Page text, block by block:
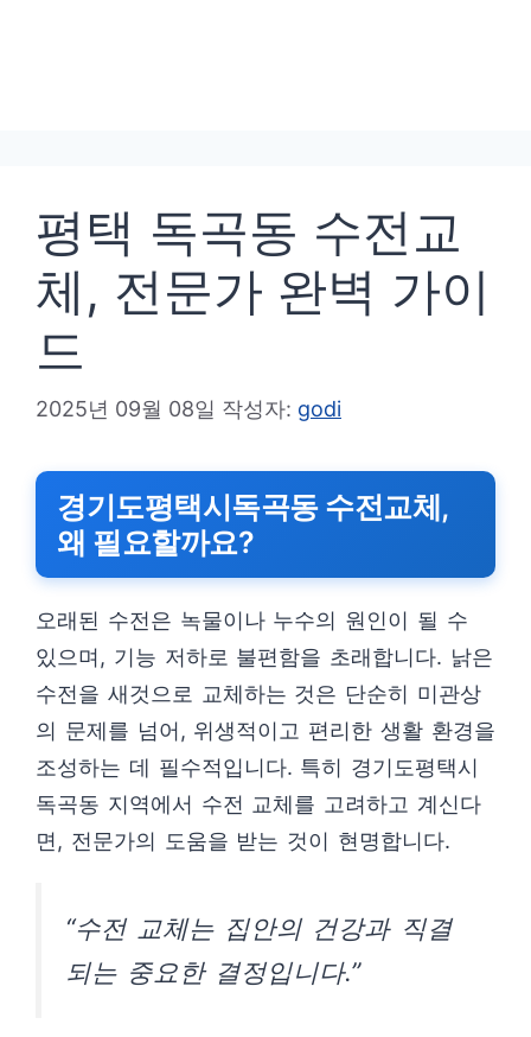
평택 독곡동 수전교
체, 전문가 완벽 가이
드
2025년 09월 08일 작성자: godi
경기도평택시독곡동 수전교체,
왜 필요할까요?
오래된 수전은 녹물이나 누수의 원인이 될 수
있으며, 기능 저하로 불편함을 초래합니다. 낡은
수전을 새것으로 교체하는 것은 단순히 미관상
의 문제를 넘어, 위생적이고 편리한 생활 환경을
조성하는 데 필수적입니다. 특히 경기도평택시
독곡동 지역에서 수전 교체를 고려하고 계신다
면, 전문가의 도움을 받는 것이 현명합니다.
“수전 교체는 집안의 건강과 직결
되는 중요한 결정입니다.”